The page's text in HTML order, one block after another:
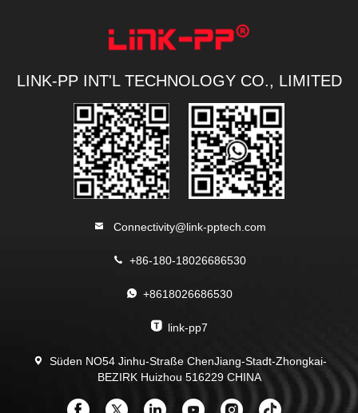
LINK-PP INT'L TECHNOLOGY CO., LIMITED
Connectivity@link-pptech.com
+86-180-18026686530
+8618026686530
link-pp7
Süden NO54 Jinhu-Straße ChenJiang-Stadt-Zhongkai-
BEZIRK Huizhou 516229 CHINA